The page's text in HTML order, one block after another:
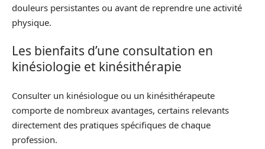
douleurs persistantes ou avant de reprendre une activité
physique.
Les bienfaits d’une consultation en
kinésiologie et kinésithérapie
Consulter un kinésiologue ou un kinésithérapeute
comporte de nombreux avantages, certains relevants
directement des pratiques spécifiques de chaque
profession.